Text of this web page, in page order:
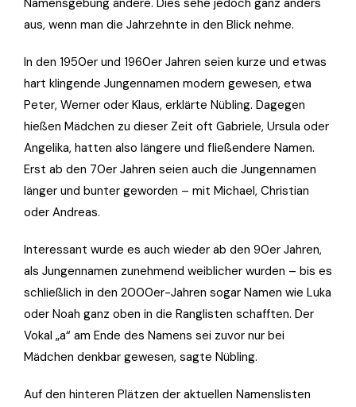
Namensgebung ändere. Dies sehe jedoch ganz anders
aus, wenn man die Jahrzehnte in den Blick nehme.
In den 1950er und 1960er Jahren seien kurze und etwas
hart klingende Jungennamen modern gewesen, etwa
Peter, Werner oder Klaus, erklärte Nübling. Dagegen
hießen Mädchen zu dieser Zeit oft Gabriele, Ursula oder
Angelika, hatten also längere und fließendere Namen.
Erst ab den 70er Jahren seien auch die Jungennamen
länger und bunter geworden – mit Michael, Christian
oder Andreas.
Interessant wurde es auch wieder ab den 90er Jahren,
als Jungennamen zunehmend weiblicher wurden – bis es
schließlich in den 2000er-Jahren sogar Namen wie Luka
oder Noah ganz oben in die Ranglisten schafften. Der
Vokal „a“ am Ende des Namens sei zuvor nur bei
Mädchen denkbar gewesen, sagte Nübling.
Auf den hinteren Plätzen der aktuellen Namenslisten